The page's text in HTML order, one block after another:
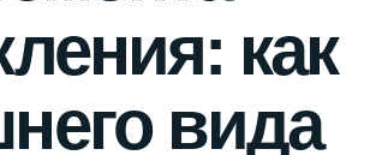
как
вида